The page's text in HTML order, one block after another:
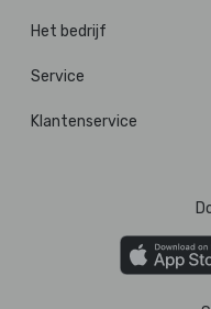
Het bedrijf
Service
Klantenservice